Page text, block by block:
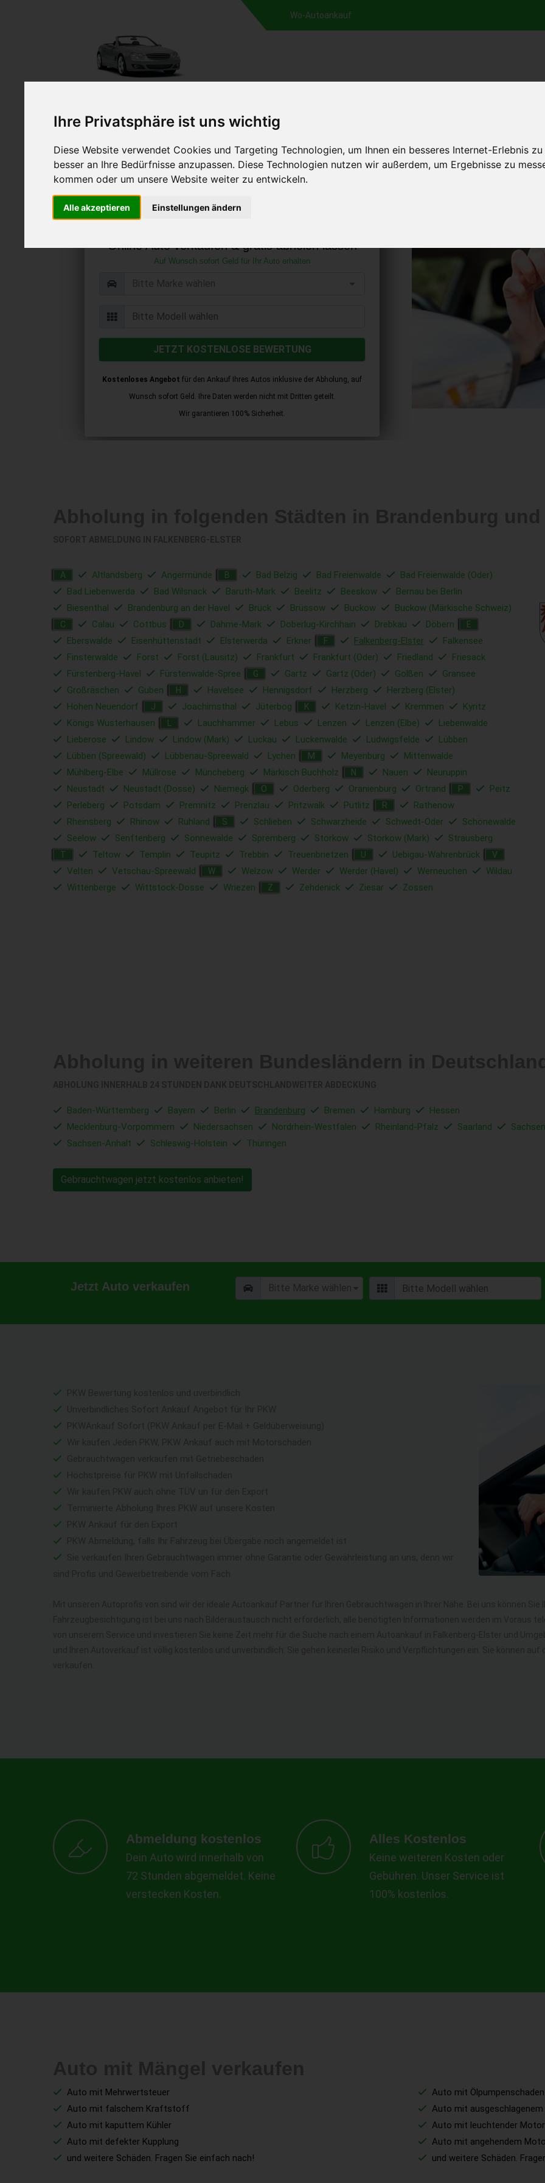
Ihre Privatsphäre ist uns wichtig
Diese Website verwendet Cookies und Targeting Technologien, um Ihnen ein besseres Internet-Erlebnis
besser an Ihre Bedürfnisse anzupassen. Diese Technologien nutzen wir außerdem, um Ergebnisse zu
kommen oder um unsere Website weiter zu entwickeln.
Alle akzeptieren Einstellungen ändern
Wo-Autoankauf
HOME AUTOANKAUF
Autoankauf in Falkenberg-Elster
Online Auto verkaufen & gratis abholen lassen
Auf Wunsch sofort Geld für Ihr Auto erhalten
JETZT KOSTENLOSE BEWERTUNG
Kostenloses Angebot für den Ankauf Ihres Autos inklusive der Abholung, auf
Wunsch sofort Geld. Ihre Daten werden nicht mit Dritten geteilt.
Wir garantieren 100% Sicherheit.
A Altlandsberg Angermünde B Bad Belzig Bad Freienwalde
Bad Freienwalde (Oder)
Bad Liebenwerda
Bad Wilsnack Baruth-Mark Beelitz Beeskow
Bernau bei Berlin
Biesenthal
Brandenburg an der Havel Brück Brüssow Buckow Buckow (Märkische Schweiz)
C Calau Cottbus D Dahme-Mark Doberlug-Kirchhain Drebkau Döbern E
Eberswalde Eisenhüttenstadt Elsterwerda Erkner F Falkenberg-Elster
Falkensee
Finsterwalde
Forst Forst (Lausitz) Frankfurt Frankfurt (Oder) Friedland
Friesack
Fürstenberg-Havel
Fürstenwalde-Spree G Gartz Gartz (Oder) Golßen
Gransee
Großräschen
Guben H Havelsee Hennigsdorf Herzberg
Herzberg (Elster)
Hohen Neuendorf
J Joachimsthal Jüterbog K Ketzin-Havel Kremmen
Kyritz
Königs Wusterhausen
Lauchhammer Lebus Lenzen Lenzen (Elbe)
Liebenwalde
Lieberose
Lindow Lindow (Mark) Luckau Luckenwalde Ludwigsfelde
Lübben
Lübben (Spreewald)
Lübbenau-Spreewald Lychen M Meyenburg
Mittenwalde
Mühlberg-Elbe
Müllrose Müncheberg Märkisch Buchholz N Nauen
Neuruppin
Neustadt
Neustadt (Dosse) Niemegk O Oderberg Oranienburg Ortrand P
Peitz
Perleberg
Potsdam Premnitz Prenzlau Pritzwalk Putlitz R
Rathenow
Rheinsberg
Rhinow Ruhland S Schlieben Schwarzheide Schwedt-Oder
Schönewalde
Seelow
Senftenberg Sonnewalde Spremberg Storkow Storkow (Mark) Strausberg
T Teltow Templin Teupitz Trebbin Treuenbrietzen U Uebigau-Wahrenbrück V
Velten Vetschau-Spreewald W Welzow Werder Werder (Havel) Werneuchen
Wildau
Wittenberge
Wittstock-Dosse Wriezen Z Zehdenick Ziesar Zossen
Baden-Württemberg Bayern Berlin Brandenburg Bremen Hamburg
Hessen
Mecklenburg-Vorpommern
Niedersachsen Nordrhein-Westfalen Rheinland-Pfalz Saarland
Sachsen
Sachsen-Anhalt
Schleswig-Holstein Thüringen
Gebrauchtwagen jetzt kostenlos anbieten!
Jetzt Auto verkaufen
Abmeldung kostenlos
Dein Auto wird innerhalb von
72 Stunden abgemeldet. Keine
verstecken Kosten.
Alles Kostenlos
Keine weiteren Kosten oder
Gebühren. Unser Service ist
100% kostenlos.
Auto mit Mehrwertsteuer
Auto mit falschem Kraftstoff
Auto mit kaputtem Kühler
Auto mit defekter Kupplung
und weitere Schäden. Fragen Sie einfach nach!
Auto mit Ölpumpenschaden
Auto mit ausgeschlagenem
Auto mit leuchtender
Auto mit angehendem
und weitere Schäden.